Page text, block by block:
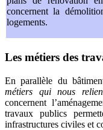
concernent la
logements.
Les métiers des
En parallèle du
métiers qui nous
concernent
travaux publics
infrastructures civiles et